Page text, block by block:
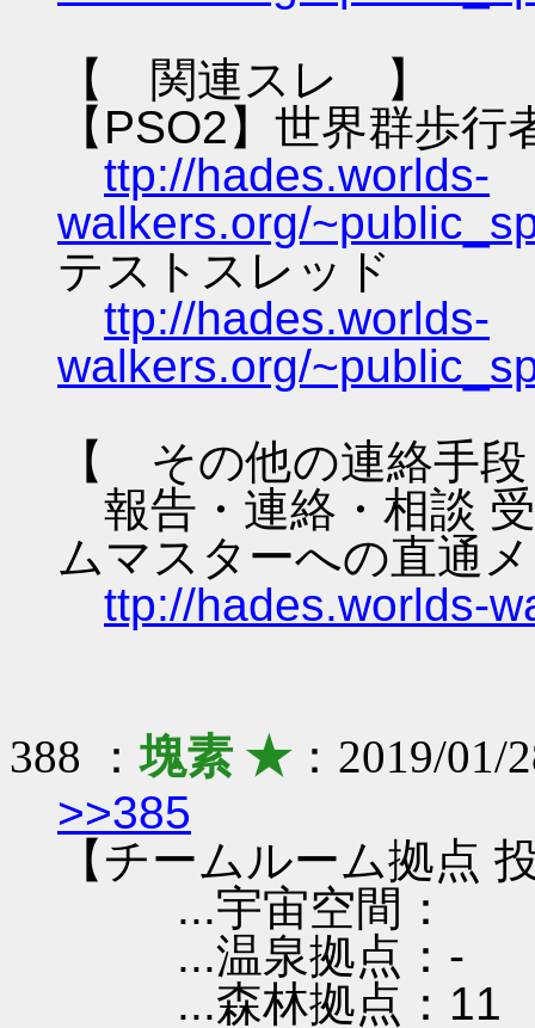
【 関連スレ 】
【PSO2】世界群歩
ttp://hades.worlds-
walkers.org/
テストスレッド
ttp://hades.worlds-
walkers.org/
【 その他の連絡手
報告・連絡・相談
ムマスターへの直通
ttp://hades.worlds-
388 ：塊素 ★：2019/01/
>>385
【チームルーム拠点
...宇宙空間：
...温泉拠点：-
...森林拠点：11